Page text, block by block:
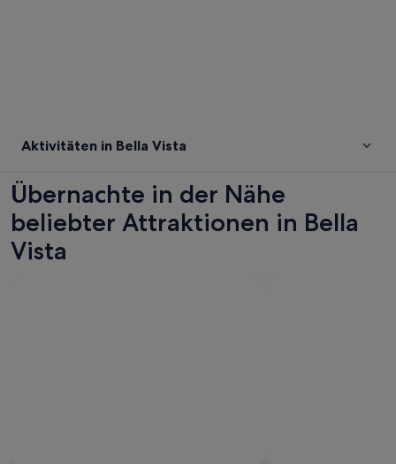
Aktivitäten in Bella Vista
Übernachte in der Nähe
beliebter Attraktionen in Bella
Vista